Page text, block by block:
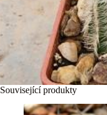
Související produkty